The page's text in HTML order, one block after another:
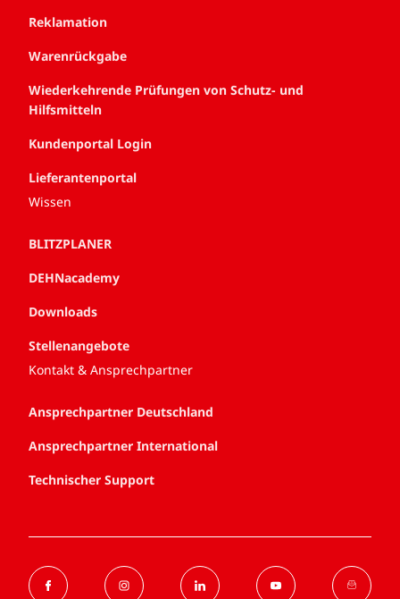
Reklamation
Warenrückgabe
Wiederkehrende Prüfungen von Schutz- und
Hilfsmitteln
Kundenportal Login
Lieferantenportal
Wissen
BLITZPLANER
DEHNacademy
Downloads
Stellenangebote
Kontakt & Ansprechpartner
Ansprechpartner Deutschland
Ansprechpartner International
Technischer Support